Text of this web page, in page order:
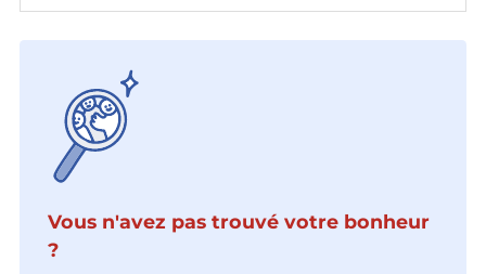
Vous n'avez pas trouvé votre bonheur
?